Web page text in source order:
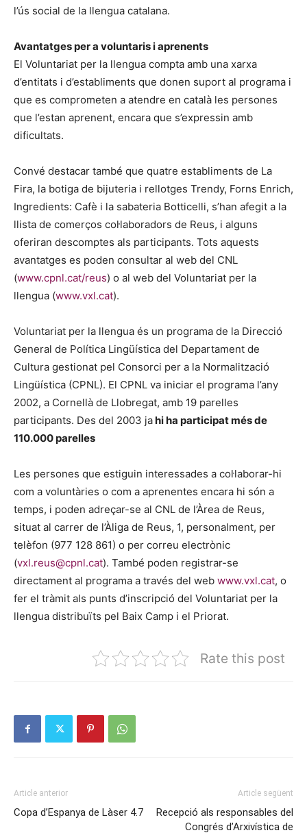
l’ús social de la llengua catalana.
Avantatges per a voluntaris i aprenents
El Voluntariat per la llengua compta amb una xarxa
d’entitats i d’establiments que donen suport al programa i
que es comprometen a atendre en català les persones
que l’estan aprenent, encara que s’expressin amb
dificultats.
Convé destacar també que quatre establiments de La
Fira, la botiga de bijuteria i rellotges Trendy, Forns Enrich,
Ingredients: Cafè i la sabateria Botticelli, s’han afegit a la
llista de comerços col·laboradors de Reus, i alguns
oferiran descomptes als participants. Tots aquests
avantatges es poden consultar al web del CNL
(www.cpnl.cat/reus) o al web del Voluntariat per la
llengua (www.vxl.cat).
Voluntariat per la llengua és un programa de la Direcció
General de Política Lingüística del Departament de
Cultura gestionat pel Consorci per a la Normalització
Lingüística (CPNL). El CPNL va iniciar el programa l’any
2002, a Cornellà de Llobregat, amb 19 parelles
participants. Des del 2003 jahi ha participat més de
110.000 parelles
Les persones que estiguin interessades a col·laborar-hi
com a voluntàries o com a aprenentes encara hi són a
temps, i poden adreçar-se al CNL de l’Àrea de Reus,
situat al carrer de l’Àliga de Reus, 1, personalment, per
telèfon (977 128 861) o per correu electrònic
(vxl.reus@cpnl.cat). També poden registrar-se
directament al programa a través del web www.vxl.cat, o
fer el tràmit als punts d’inscripció del Voluntariat per la
llengua distribuïts pel Baix Camp i el Priorat.
Rate this post
Article anterior
Copa d’Espanya de Làser 4.7
Article següent
Recepció als responsables del
Congrés d’Arxivística de